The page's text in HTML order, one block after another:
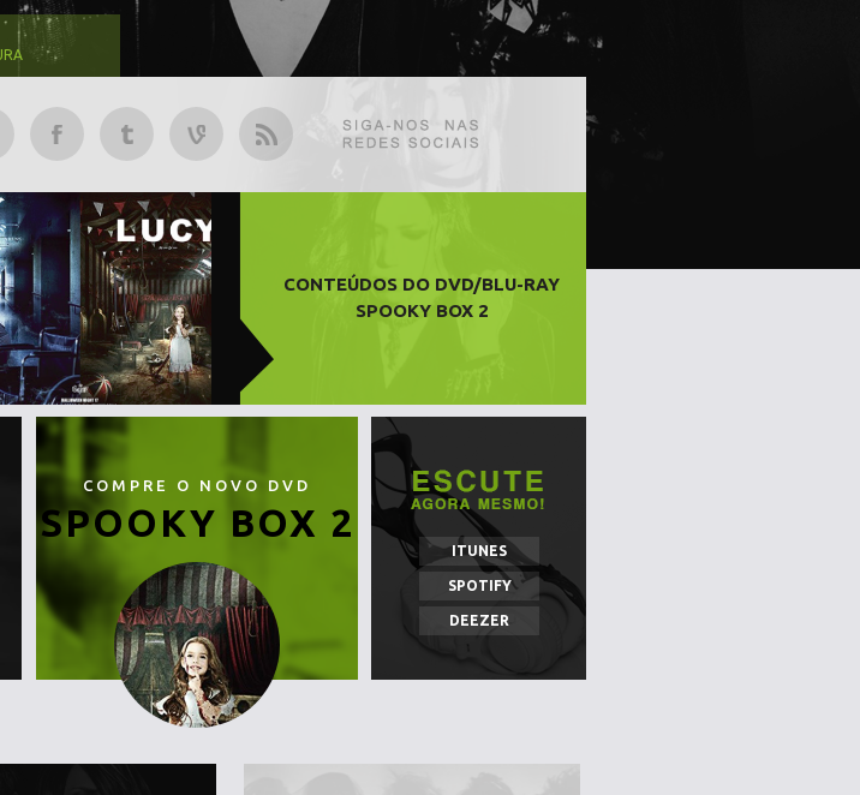
CONTEÚDOS DO DVD/BLU-RAY
SPOOKY BOX 2
COMPRE O NOVO DVD
SPOOKY BOX 2
ITUNES
SPOTIFY
DEEZER